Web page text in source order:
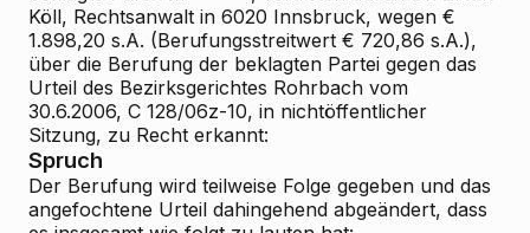
Köll, Rechtsanwalt in 6020 Innsbruck, wegen €
1.898,20 s.A. (Berufungsstreitwert € 720,86 s.A.),
über die Berufung der beklagten Partei gegen das
Urteil des Bezirksgerichtes Rohrbach vom
30.6.2006, C 128/06z-10, in nichtöffentlicher
Sitzung, zu Recht erkannt:
Spruch
Der Berufung wird teilweise Folge gegeben und das
angefochtene Urteil dahingehend abgeändert, dass